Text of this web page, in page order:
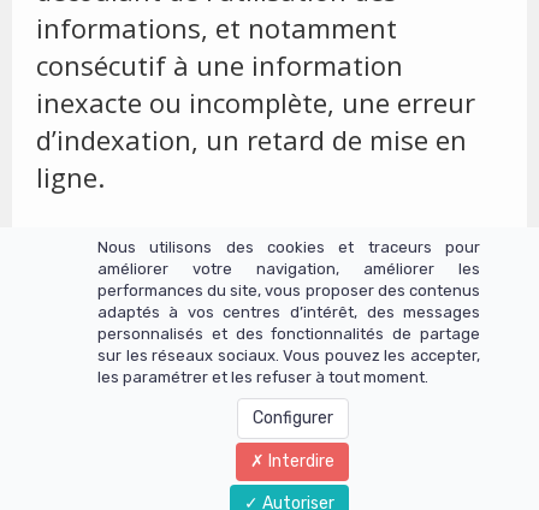
informations, et notamment
consécutif à une information
inexacte ou incomplète, une erreur
d’indexation, un retard de mise en
ligne.
Cercle des FODMAPeurs
Un site réalisé avec LearnyBox
Nous utilisons des cookies et traceurs pour
améliorer votre navigation, améliorer les
performances du site, vous proposer des contenus
adaptés à vos centres d’intérêt, des messages
personnalisés et des fonctionnalités de partage
sur les réseaux sociaux. Vous pouvez les accepter,
les paramétrer et les refuser à tout moment.
Configurer
Interdire
Autoriser